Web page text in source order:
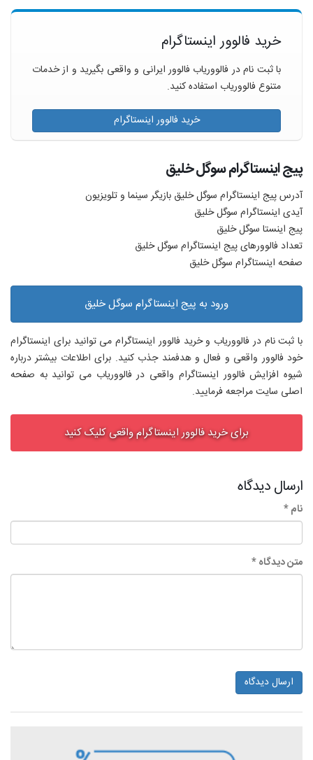
خرید فالوور اینستاگرام
با ثبت نام در فالووریاب فالوور ایرانی و واقعی بگیرید و از خدمات
متنوع فالووریاب استفاده کنید.
خرید فالوور اینستاگرام
پیج اینستاگرام سوگل خليق
آدرس پیج اینستاگرام سوگل خليق بازیگر سینما و تلویزیون
آیدی اینستاگرام سوگل خليق
پیج اینستا سوگل خليق
تعداد فالوورهای پیج اینستاگرام سوگل خليق
صفحه اینستاگرام سوگل خليق
ورود به پیج اینستاگرام سوگل خليق
با ثبت نام در فالووریاب و خرید فالوور اینستاگرام می توانید برای اینستاگرام
خود فالوور واقعی و فعال و هدفمند جذب کنید. برای اطلاعات بیشتر درباره
شیوه افزایش فالوور اینستاگرام واقعی در فالووریاب می توانید به صفحه
اصلی سایت مراجعه فرمایید.
برای خرید فالوور اینستاگرام واقعی کلیک کنید
ارسال دیدگاه
نام *
متن دیدگاه *
ارسال دیدگاه